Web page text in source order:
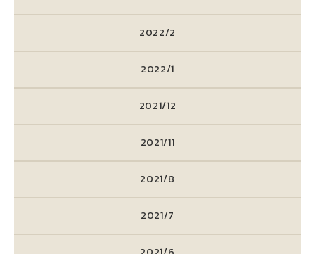
2022/2
2022/1
2021/12
2021/11
2021/8
2021/7